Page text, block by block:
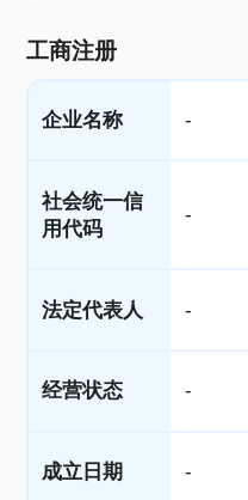
工商注册
企业名称 -
社会统一信
用代码
-
法定代表人 -
经营状态 -
成立日期 -